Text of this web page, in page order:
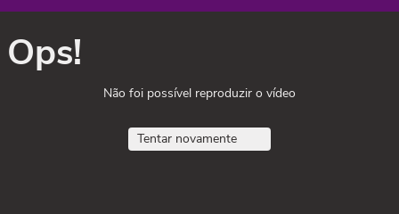
Ops!
Não foi possível reproduzir o vídeo
Tentar novamente